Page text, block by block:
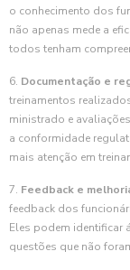
o conhecimento dos
não apenas mede a
todos tenham
6. Documentação e
treinamentos
ministrado e
a conformidade
mais atenção em
7. Feedback e
feedback dos
Eles podem identificar
questões que não